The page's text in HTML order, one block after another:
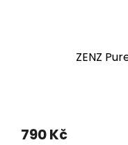
ZENZ
790 Kč